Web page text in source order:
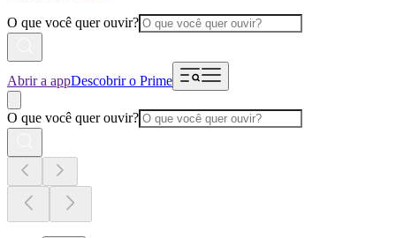
O que você quer ouvir?
Abrir a appDescobrir o Prime
O que você quer ouvir?